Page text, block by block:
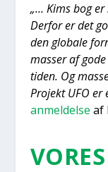
„… Kims bog
Der­for er det
den glo­ba­le
mas­ser af
ti­den. Og
Pro­jekt UFO er
anmel­del­se af